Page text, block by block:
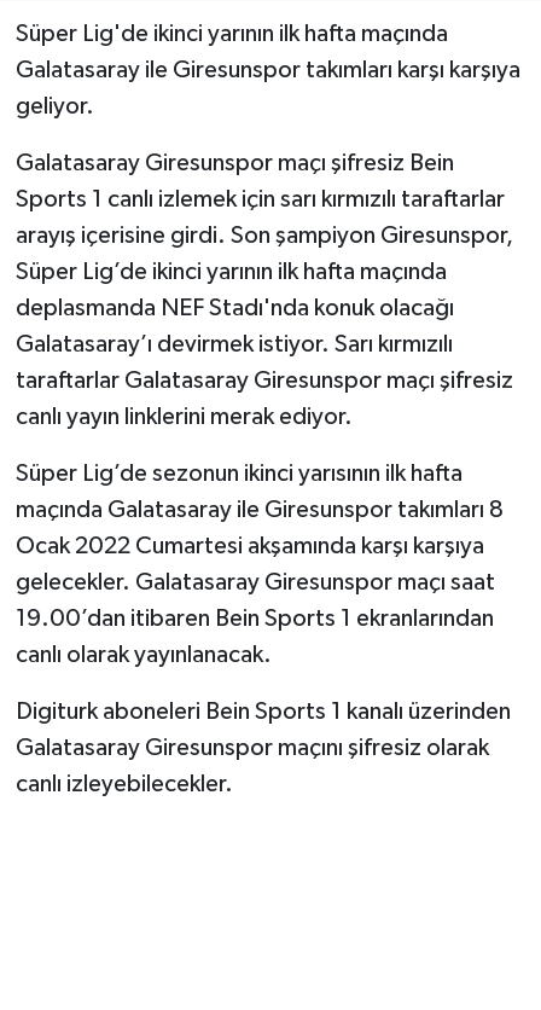
Süper Lig'de ikinci yarının ilk hafta maçında
Galatasaray ile Giresunspor takımları karşı karşıya
geliyor.
Galatasaray Giresunspor maçı şifresiz Bein
Sports 1 canlı izlemek için sarı kırmızılı taraftarlar
arayış içerisine girdi. Son şampiyon Giresunspor,
Süper Lig’de ikinci yarının ilk hafta maçında
deplasmanda NEF Stadı'nda konuk olacağı
Galatasaray’ı devirmek istiyor. Sarı kırmızılı
taraftarlar Galatasaray Giresunspor maçı şifresiz
canlı yayın linklerini merak ediyor.
Süper Lig’de sezonun ikinci yarısının ilk hafta
maçında Galatasaray ile Giresunspor takımları 8
Ocak 2022 Cumartesi akşamında karşı karşıya
gelecekler. Galatasaray Giresunspor maçı saat
19.00’dan itibaren Bein Sports 1 ekranlarından
canlı olarak yayınlanacak.
Digiturk aboneleri Bein Sports 1 kanalı üzerinden
Galatasaray Giresunspor maçını şifresiz olarak
canlı izleyebilecekler.
OTOMOTİV
TEKNOLOJİ
YAŞAM
KÜLTÜR SANAT